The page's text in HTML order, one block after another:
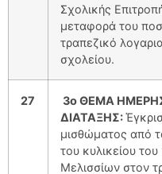
Σχολικής
μεταφορά του
τραπεζικό
σχολείου.
27
3ο ΘΕΜΑ
ΔΙΑΤΑΞΗΣ:
μισθώματος από
του κυλικείου του
Μελισσίων στον